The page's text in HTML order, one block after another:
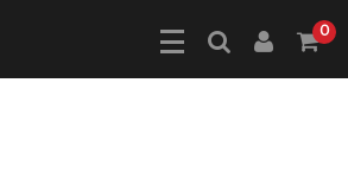
0